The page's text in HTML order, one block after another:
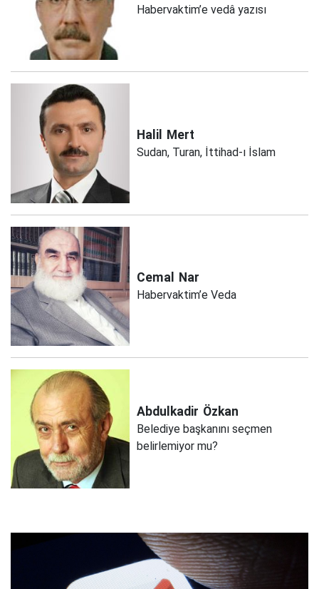
Habervaktim’e vedâ yazısı
Halil Mert
Sudan, Turan, İttihad-ı İslam
Cemal Nar
Habervaktim’e Veda
Abdulkadir Özkan
Belediye başkanını seçmen
belirlemiyor mu?